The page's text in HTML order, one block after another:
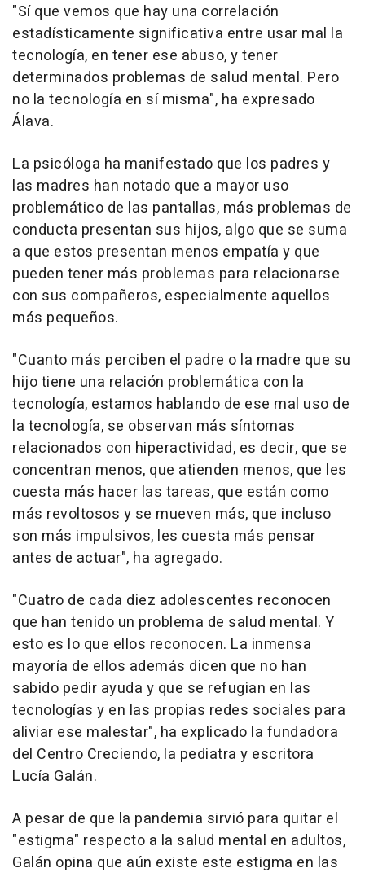
"Sí que vemos que hay una correlación
estadísticamente significativa entre usar mal la
tecnología, en tener ese abuso, y tener
determinados problemas de salud mental. Pero
no la tecnología en sí misma", ha expresado
Álava.
La psicóloga ha manifestado que los padres y
las madres han notado que a mayor uso
problemático de las pantallas, más problemas de
conducta presentan sus hijos, algo que se suma
a que estos presentan menos empatía y que
pueden tener más problemas para relacionarse
con sus compañeros, especialmente aquellos
más pequeños.
"Cuanto más perciben el padre o la madre que su
hijo tiene una relación problemática con la
tecnología, estamos hablando de ese mal uso de
la tecnología, se observan más síntomas
relacionados con hiperactividad, es decir, que se
concentran menos, que atienden menos, que les
cuesta más hacer las tareas, que están como
más revoltosos y se mueven más, que incluso
son más impulsivos, les cuesta más pensar
antes de actuar", ha agregado.
"Cuatro de cada diez adolescentes reconocen
que han tenido un problema de salud mental. Y
esto es lo que ellos reconocen. La inmensa
mayoría de ellos además dicen que no han
sabido pedir ayuda y que se refugian en las
tecnologías y en las propias redes sociales para
aliviar ese malestar", ha explicado la fundadora
del Centro Creciendo, la pediatra y escritora
Lucía Galán.
A pesar de que la pandemia sirvió para quitar el
"estigma" respecto a la salud mental en adultos,
Galán opina que aún existe este estigma en las